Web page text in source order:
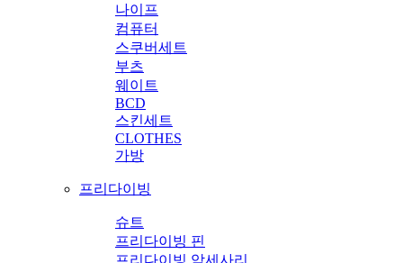
나이프
컴퓨터
스쿠버세트
부츠
웨이트
BCD
스킨세트
CLOTHES
가방
프리다이빙
슈트
프리다이빙 핀